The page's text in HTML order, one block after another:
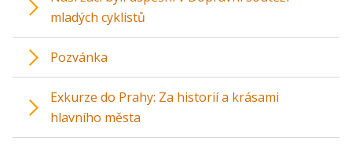
mladých cyklistů
Pozvánka
Exkurze do Prahy: Za historií a krásami
hlavního města